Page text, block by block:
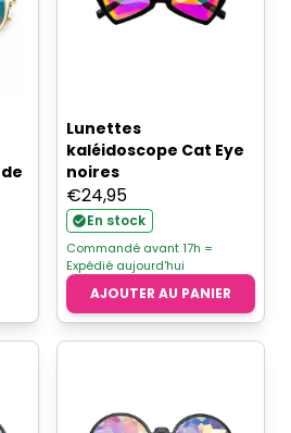
Lunettes
kaléidoscope Cat Eye
noires
€24,95
En stock
Commandé avant 17h =
Expédié aujourd'hui
AJOUTER AU PANIER